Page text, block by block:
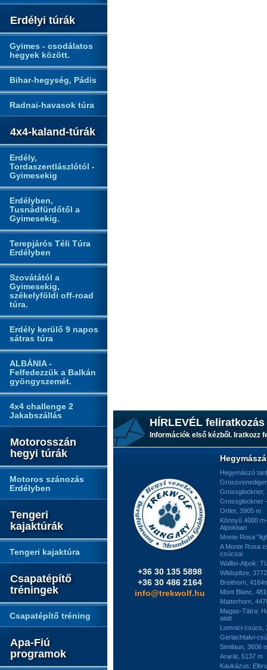
Erdélyi túrák
Gyimes - csodálatos
hegyek között.
Bihar-hegység, Pádis
Radnai-havasok túra
4x4-kaland-túrák
Erdély,
Tordaszentlászlótól -
Gyimesekig
Erdélyben,
Tusnádfürdőtől a
Gyimesekig.
Terepjárós Téli Túra
Erdélyben
Szovátától a
Gyimesekig,
székelyföldi off-road
túra.
Erdély kerülő 9 napos
sátras túra
ALBÁNIA -
Felfedezzük a Balkán
gyöngyszemét.
4x4 challenge 2
Jakabszállás
Motorosszán
hegyi túrák
Motoros szánozás
Erdélyben
Tengeri
kajaktúrák
Tengeri kajaktúra
Csapatépítő
tréningek
Csapatépítő tréning
Apa-Fiú
programok
HÍRLEVÉL feliratkozás
Információk első kézből. Iratkozz
+36 30 135 5898
+36 30 486 2164
info@trekwolf.hu
Hegymászó
Grossglockner,
Grossglockner
Ortler, 3905 m
Könnyű 4000
Alpokban
Monte Rosa
A Monte Rosa
csúcsai
Wallisi-Alpok:
Wildspitze,
Breithorn,
Mont Blanc,
Matterhorn,
Magas-Tátra:
alatt
Lomnici-csúcs,
Gerlachfalvi-
Similaun, 3606
Ararát, 5137 m
Kaukázus: